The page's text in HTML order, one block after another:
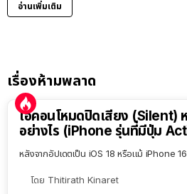
อ่านเพิ่มเติม
เรื่องห้ามพลาด
ไอคอนโหมดปิดเสียง (Silent)
อย่างไร (iPhone รุ่นที่มีปุ่ม
หลังจากอัปเดตเป็น iOS 18 หรือแม้ iPhone
โดย Thitirath Kinaret